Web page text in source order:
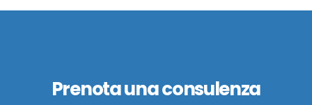
Prenota una consulenza